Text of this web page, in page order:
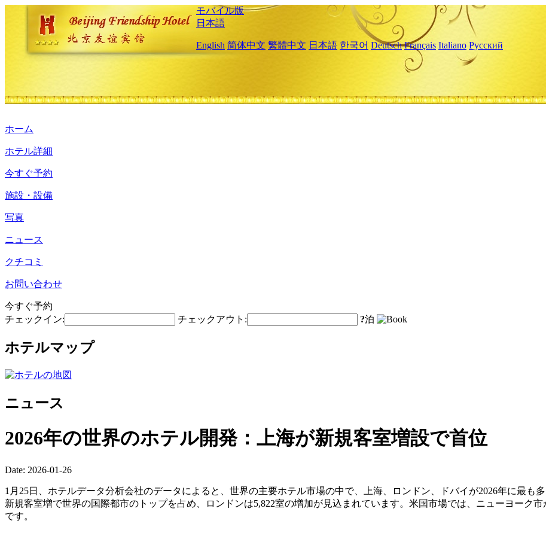
モバイル版
日本語
English 简体中文 繁體中文 日本語 한국어 Deutsch Français Italiano Русский
ホーム
ホテル詳細
今すぐ予約
施設・設備
写真
ニュース
クチコミ
お問い合わせ
今すぐ予約
チェックイン:
チェックアウト: ?泊
ホテルマップ
ニュース
2026年の世界のホテル開発：上海が新規客室増設で首位
Date: 2026-01-26
1月25日、ホテルデータ分析会社のデータによると、世界の主要ホテル市場の中で、上海、ロンドン、ドバイが2026年に最も
新規客室増で世界の国際都市のトップを占め、ロンドンは5,822室の増加が見込まれています。米国市場では、ニューヨーク
です。